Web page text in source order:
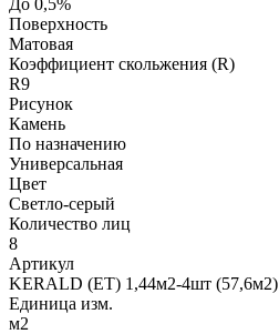
Поверхность
Матовая
Коэффициент скольжения (R)
R9
Рисунок
Камень
По назначению
Универсальная
Цвет
Светло-серый
Количество лиц
8
Артикул
KERALD (ЕТ) 1,44м2-4шт (57,6м2)
Единица изм.
м2